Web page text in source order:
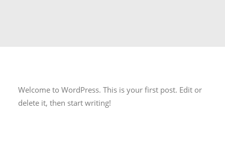
Welcome to WordPress. This is your first post. Edit or
delete it, then start writing!